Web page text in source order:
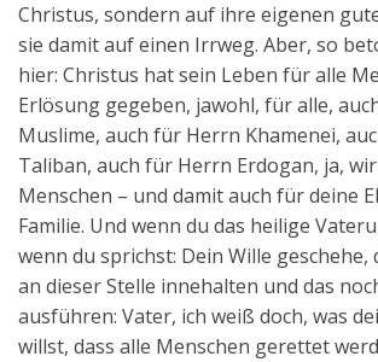
Christus, sondern auf ihre eigenen
sie damit auf einen Irrweg. Aber, so
hier: Christus hat sein Leben für alle
Erlösung gegeben, jawohl, für alle,
Muslime, auch für Herrn Khamenei,
Taliban, auch für Herrn Erdogan, ja,
Menschen – und damit auch für deine
Familie. Und wenn du das heilige
wenn du sprichst: Dein Wille geschehe,
an dieser Stelle innehalten und das
ausführen: Vater, ich weiß doch, was
willst, dass alle Menschen gerettet